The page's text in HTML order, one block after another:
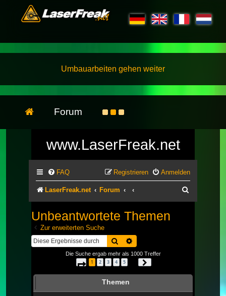
Umbauarbeiten gehen weiter
Forum
www.LaserFreak.net
FAQ Anmelden
Registrieren
LaserFreak.net Forum
Unbeantwortete Themen
Zur erweiterten Suche
Suche
Die Suche ergab mehr als 1000 Treffer
Seite 1von 34
1 2 3 4 5
Themen